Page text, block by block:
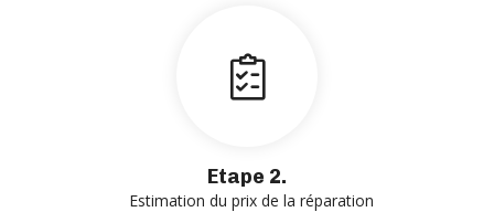
Etape 2.
Estimation du prix de la réparation